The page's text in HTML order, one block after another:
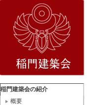
稲門建築会の紹介
概要